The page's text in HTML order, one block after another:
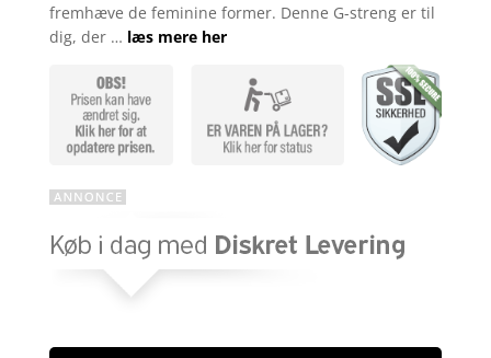
fremhæve de feminine former. Denne G-streng er til
dig, der … læs mere her